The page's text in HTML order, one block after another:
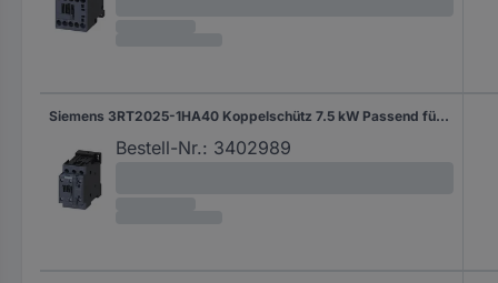
Siemens 3RT2025-1HA40 Koppelschütz 7.5 kW Passend für Marke (Relais): Siemens 1 St.
Bestell-Nr.: 3402989